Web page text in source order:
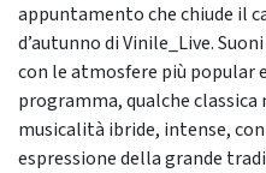
appuntamento che chiude il
d’autunno di Vinile_Live.
con le atmosfere più popular
programma, qualche classica
musicalità ibride, intense,
espressione della grande